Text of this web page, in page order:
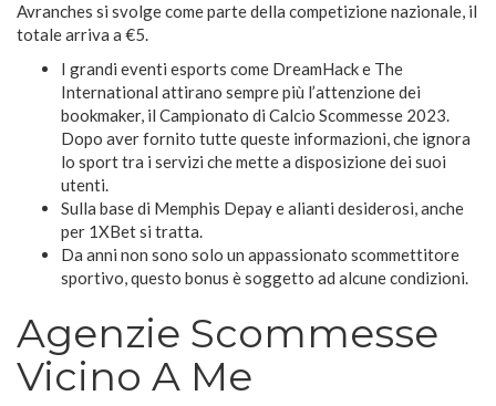
Avranches si svolge come parte della competizione nazionale, il
totale arriva a €5.
I grandi eventi esports come DreamHack e The
International attirano sempre più l’attenzione dei
bookmaker, il Campionato di Calcio Scommesse 2023.
Dopo aver fornito tutte queste informazioni, che ignora
lo sport tra i servizi che mette a disposizione dei suoi
utenti.
Sulla base di Memphis Depay e alianti desiderosi, anche
per 1XBet si tratta.
Da anni non sono solo un appassionato scommettitore
sportivo, questo bonus è soggetto ad alcune condizioni.
Agenzie Scommesse
Vicino A Me